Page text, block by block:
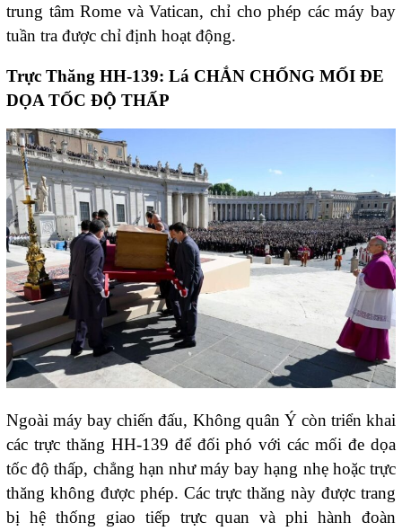
trung tâm Rome và Vatican, chỉ cho phép các máy bay
tuần tra được chỉ định hoạt động.
Trực Thăng HH-139: Lá CHẮN CHỐNG MỐI ĐE
DỌA TỐC ĐỘ THẤP
Ngoài máy bay chiến đấu, Không quân Ý còn triển khai
các trực thăng HH-139 để đối phó với các mối đe dọa
tốc độ thấp, chẳng hạn như máy bay hạng nhẹ hoặc trực
thăng không được phép. Các trực thăng này được trang
bị hệ thống giao tiếp trực quan và phi hành đoàn